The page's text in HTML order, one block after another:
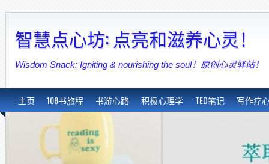
智慧点心坊: 点亮和滋养心灵！
Wisdom Snack: Igniting & nourishing the soul！原创心灵驿站！
主页 108书旅程 书游心路 积极心理学 TED笔记 写作疗